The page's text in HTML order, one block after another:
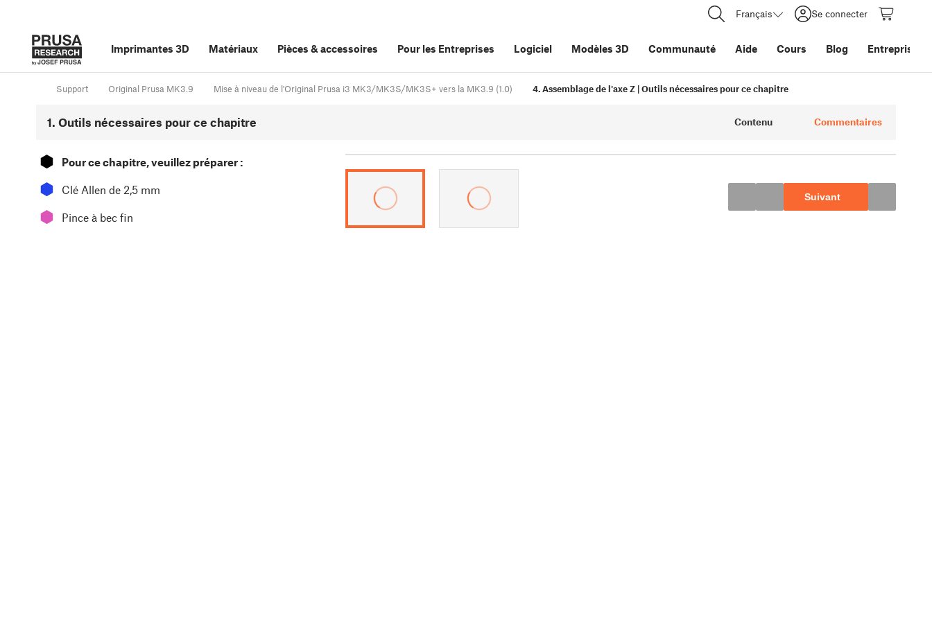
Français Se connecter
Imprimantes 3D Matériaux Pièces &accessoires Pour les Entreprises Logiciel Modèles 3D Communauté Aide Cours Blog Entreprise
Support Original Prusa MK3.9 Mise à niveau de l'Original Prusa i3 MK3/MK3S/MK3S+ vers la MK3.9 (1.0) 4. Assemblage de l'axe Z | Outils nécessaires pour ce chapitre
1. Outils nécessaires pour ce chapitre Contenu Commentaires
⬢ Pour ce chapitre, veuillez préparer :
⬢ Clé Allen de 2,5 mm
⬢ Pince à bec fin
Suivant